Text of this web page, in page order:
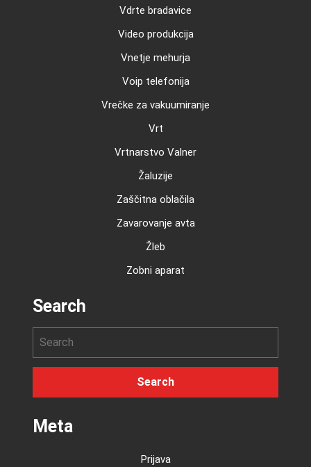
Vdrte bradavice
Video produkcija
Vnetje mehurja
Voip telefonija
Vrečke za vakuumiranje
Vrt
Vrtnarstvo Valner
Žaluzije
Zaščitna oblačila
Zavarovanje avta
Žleb
Zobni aparat
Search
Meta
Prijava